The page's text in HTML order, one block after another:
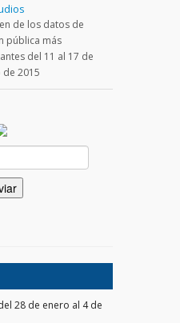
de los datos de
pública más
del 11 al 17 de
2015
28 de enero al 4 de